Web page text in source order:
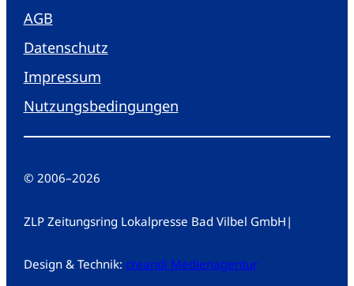
AGB
Datenschutz
Impressum
Nutzungsbedingungen
© 2006–2026
ZLP Zeitungsring Lokalpresse Bad Vilbel GmbH |
Design & Technik: creandi Medienagentur